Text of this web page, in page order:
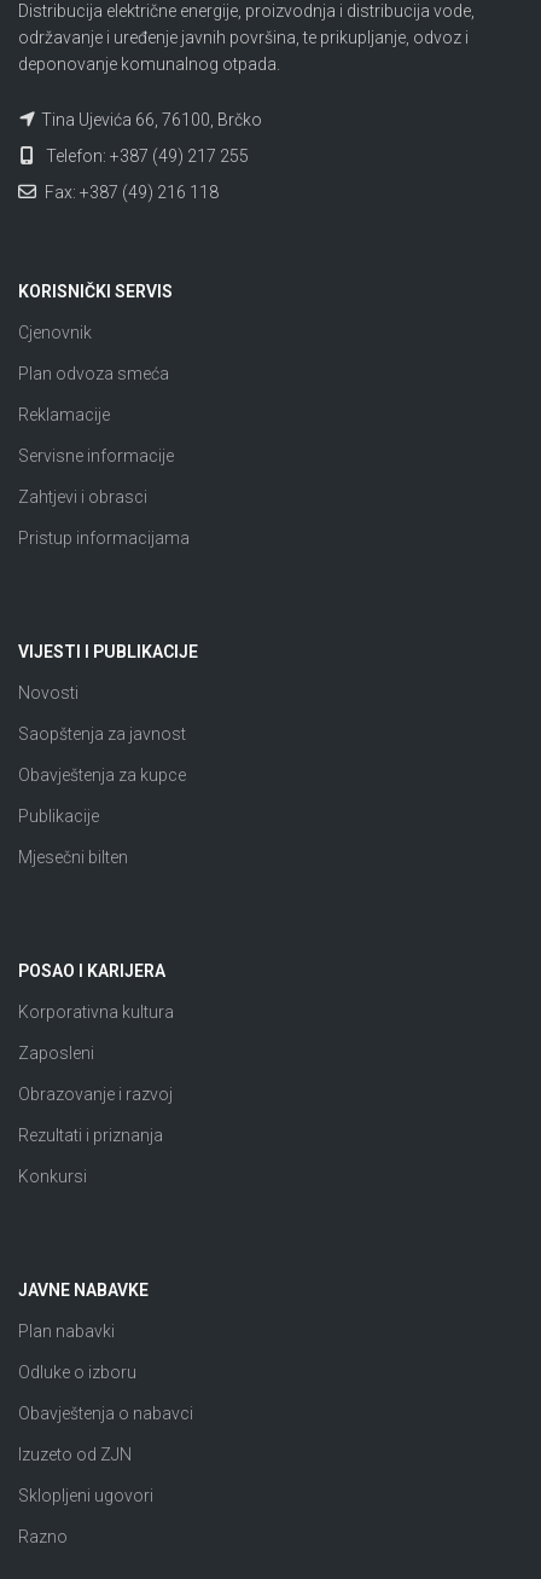
Distribucija električne energije, proizvodnja i distribucija vode,
održavanje i uređenje javnih površina, te prikupljanje, odvoz i
deponovanje komunalnog otpada.
Tina Ujevića 66, 76100, Brčko
Telefon: +387 (49) 217 255
Fax: +387 (49) 216 118
KORISNIČKI SERVIS
Cjenovnik
Plan odvoza smeća
Reklamacije
Servisne informacije
Zahtjevi i obrasci
Pristup informacijama
VIJESTI I PUBLIKACIJE
Novosti
Saopštenja za javnost
Obavještenja za kupce
Publikacije
Mjesečni bilten
POSAO I KARIJERA
Korporativna kultura
Zaposleni
Obrazovanje i razvoj
Rezultati i priznanja
Konkursi
JAVNE NABAVKE
Plan nabavki
Odluke o izboru
Obavještenja o nabavci
Izuzeto od ZJN
Sklopljeni ugovori
Razno